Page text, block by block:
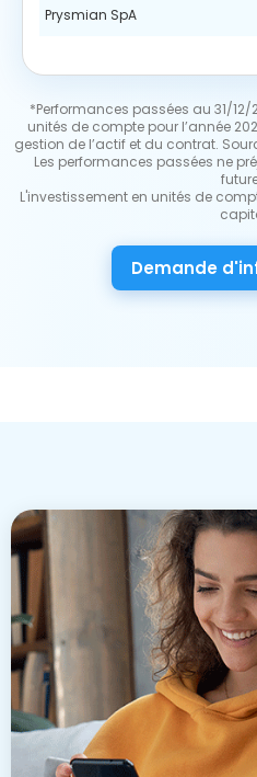
Prysmian SpA
*Performances passées au 31/
unités de compte pour l’année
gestion de l’actif et du contrat.
Les performances passées ne
L'investissement en unités de
Demande